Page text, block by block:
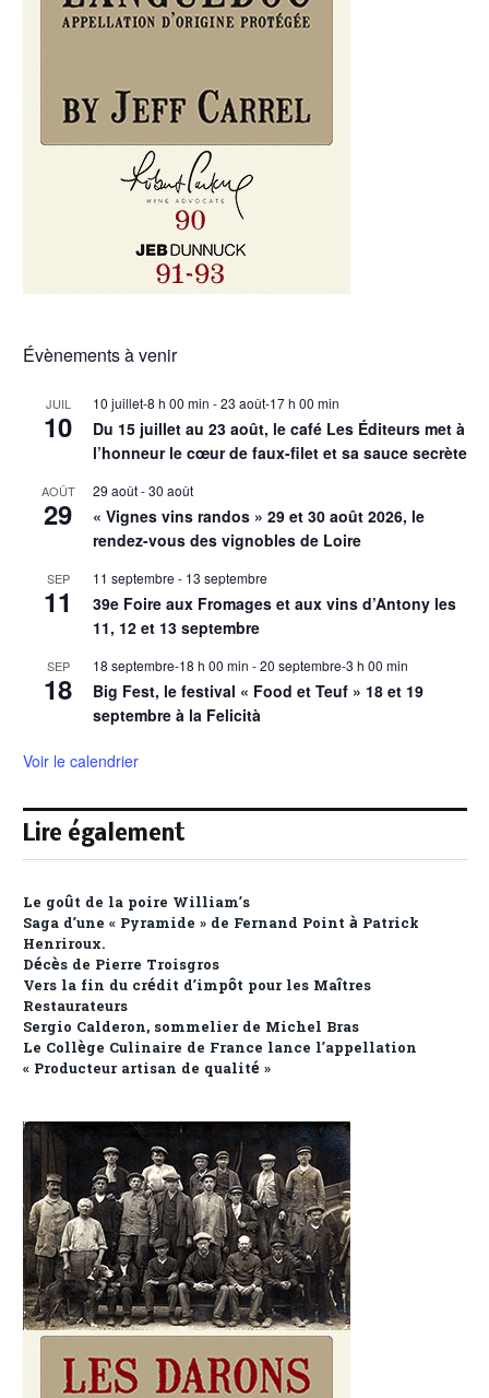
Évènements à venir
JUIL
10
10 juillet-8 h 00 min -23 août-17 h 00 min
Du 15 juillet au 23 août, le café Les Éditeurs met à
l’honneur le cœur de faux-filet et sa sauce secrète
AOÛT
29
29 août-30 août
« Vignes vins randos » 29 et 30 août 2026, le
rendez-vous des vignobles de Loire
SEP
11
11 septembre - 13 septembre
39e Foire aux Fromages et aux vins d’Antony les
11, 12 et 13 septembre
SEP
18
18 septembre-18 h 00 min -20 septembre-3 h 00 min
Big Fest, le festival « Food et Teuf » 18 et 19
septembre à la Felicità
Voir le calendrier
Lire également
Le goût de la poire William’s
Saga d’une « Pyramide » de Fernand Point à Patrick
Henriroux.
Décès de Pierre Troisgros
Vers la fin du crédit d’impôt pour les Maîtres
Restaurateurs
Sergio Calderon, sommelier de Michel Bras
Le Collège Culinaire de France lance l’appellation
« Producteur artisan de qualité »